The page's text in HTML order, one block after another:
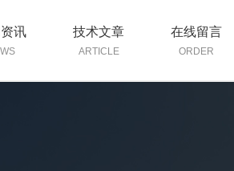
讯 技术文章
ARTICLE
在线留言
ORDER